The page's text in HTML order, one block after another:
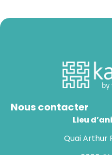
Nous contacter
Lieu
Quai Arthur